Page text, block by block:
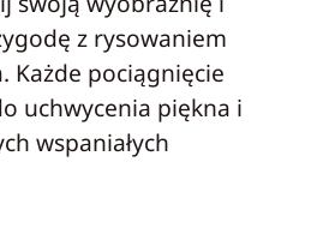
z rysowaniem
Każde pociągnięcie
uchwycenia piękna i
wspaniałych